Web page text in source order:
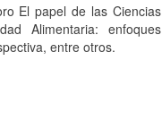
El papel de las Ciencias
Alimentaria: enfoques
entre otros.